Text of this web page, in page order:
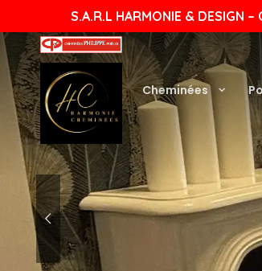
S.A.R.L HARMONIE & DESIGN
Cheminées